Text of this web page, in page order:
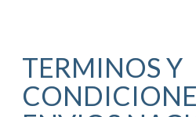
TERMINOS Y